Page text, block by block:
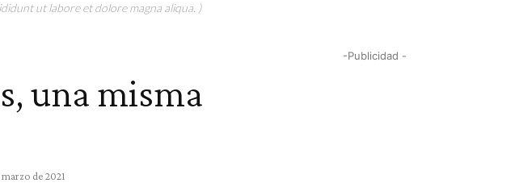
ut labore et dolore magna aliqua. )
una misma
de 2021
-Publicidad -